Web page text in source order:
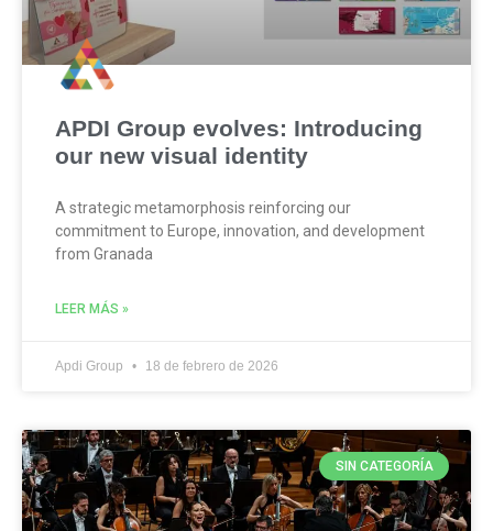
APDI Group evolves: Introducing
our new visual identity
A strategic metamorphosis reinforcing our
commitment to Europe, innovation, and development
from Granada
LEER MÁS »
Apdi Group 18 de febrero de 2026
SIN CATEGORÍA